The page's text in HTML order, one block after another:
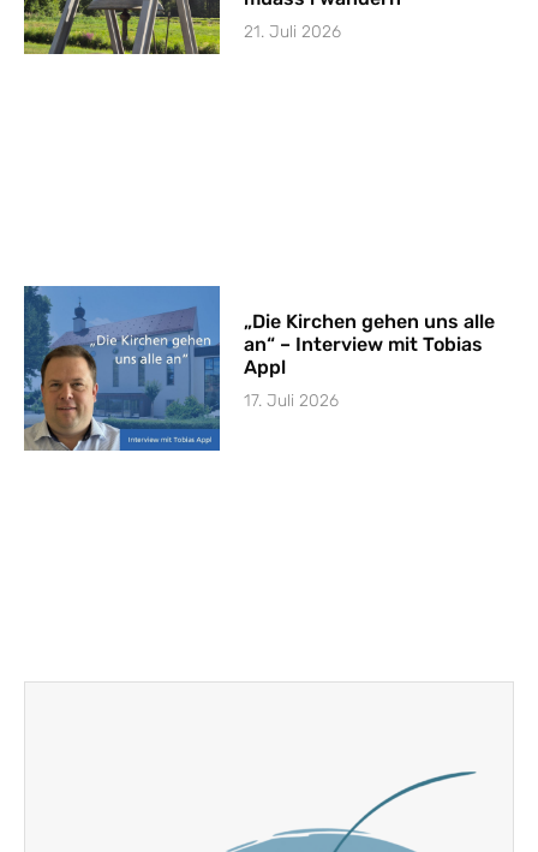
21. Juli 2026
„Die Kirchen gehen uns alle
an“ – Interview mit Tobias
Appl
17. Juli 2026